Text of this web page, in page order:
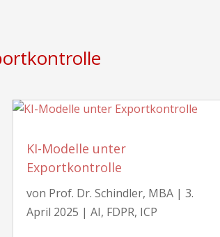
KI-Modelle unter
Exportkontrolle
von Prof. Dr. Schindler, MBA| 3.
April 2025 | AI, FDPR, ICP